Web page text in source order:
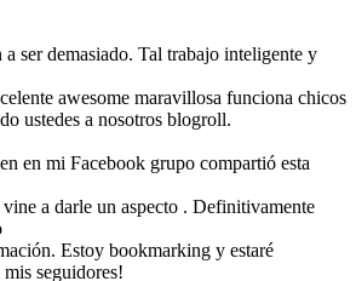
a ser demasiado. Tal trabajo inteligente y
awesome maravillosa funciona chicos
ustedes a nosotros blogroll.
en mi Facebook grupo compartió esta
vine a darle un aspecto . Definitivamente
Estoy bookmarking y estaré
seguidores!